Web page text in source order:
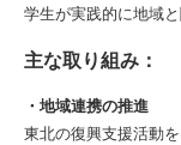
学生が実践的に地域
主な取り組み：
・地域連携の推進
東北の復興支援活動